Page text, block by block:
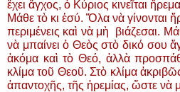
ἔχει ἄγχος, ὁ Κύριος κινεῖται
Μάθε τὸ κι ἐσύ. Ὅλα νὰ γίνονται
περιμένεις καὶ νὰ μὴ βιάζεσαι.
νὰ μπαίνει ὁ Θεὸς στὸ δικό σου
ἀκόμα καὶ τὸ Θεό, ἀλλὰ
κλίμα τοῦ Θεοῦ. Στὸ κλίμα
ἀπαντοχῆς, τῆς ἠρεμίας, ὥστε νὰ